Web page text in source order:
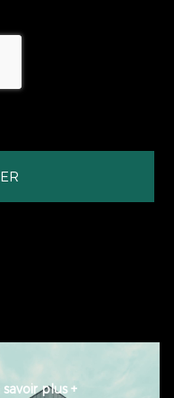
savoir plus +